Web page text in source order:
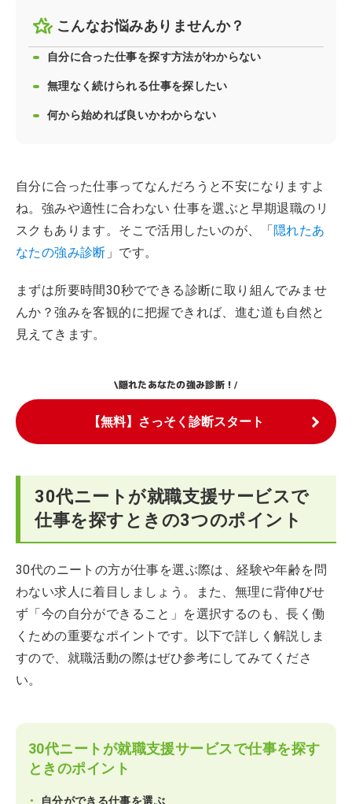
こんなお悩みありませんか？
自分に合った仕事を探す方法がわからない
無理なく続けられる仕事を探したい
何から始めれば良いかわからない
自分に合った仕事ってなんだろうと不安になりますよ
ね。強みや適性に合わない 仕事を選ぶと早期退職のリ
スクもあります。そこで活用したいのが、「 隠れたあ
なたの強み診断 」です。
まずは所要時間30秒でできる診断に取り組んでみませ
んか？強みを客観的に把握できれば、進む道も自然と
見えてきます。
\隠れたあなたの強み診断！/
【無料】さっそく診断スタート
30代ニートが就職支援サービスで
仕事を探すときの3つのポイント
30代のニートの方が仕事を選ぶ際は、経験や年齢を問
わない求人に着目しましょう。また、無理に背伸びせ
ず「今の自分ができること」を選択するのも、長く働
くための重要なポイントです。以下で詳しく解説しま
すので、就職活動の際はぜひ参考にしてみてくださ
い。
30代ニートが就職支援サービスで仕事を探す
ときのポイント
自分ができる仕事を選ぶ